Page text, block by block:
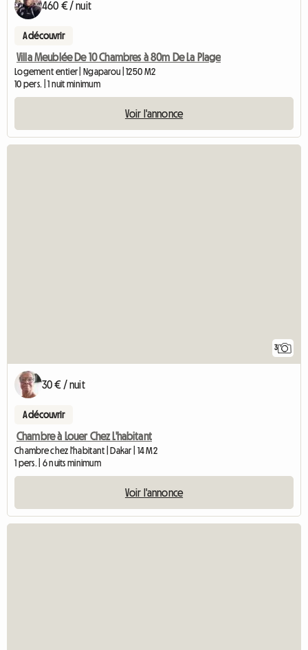
460 € / nuit
A découvrir
Villa Meublée De 10 Chambres à 80m De La Plage
Logement entier | Ngaparou | 1250 M2
10 pers. | 1 nuit minimum
Voir l'annonce
3
30 € / nuit
A découvrir
Chambre à Louer Chez L'habitant
Chambre chez l'habitant | Dakar | 14 M2
1 pers. | 6 nuits minimum
Voir l'annonce